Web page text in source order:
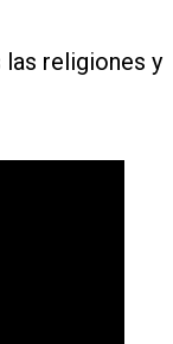
las religiones y